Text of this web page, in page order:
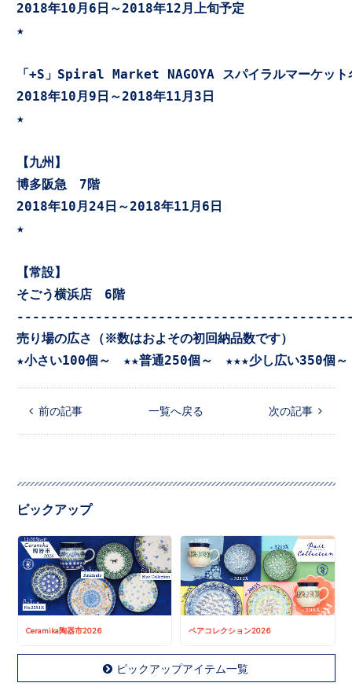
2018年10月6日～2018年12月上旬予定
★
「+S」Spiral Market NAGOYA スパイラルマーケット
★
【九州】
博多阪急　7階
2018年10月24日～2018年11月6日
★
そごう横浜店　6階
売り場の広さ（※数はおよその初回納品数です）
★小さい100個～　★★普通250個～　★★★少し広い350個
 前の記事 一覧へ戻る 次の記事 
ピックアップ
Ceramika陶器市2026 ペアコレクション2026
ピックアップアイテム一覧